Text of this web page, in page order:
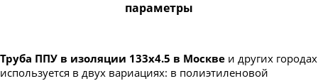
параметры
Труба ППУ в изоляции 133х4.5 в Москве и других городах
используется в двух вариациях: в полиэтиленовой